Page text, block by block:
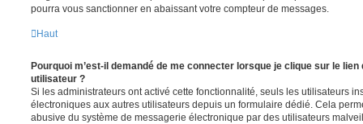
pourra vous sanctionner en abaissant votre compteur de messages.
Haut
Pourquoi m’est-il demandé de me connecter lorsque je clique sur le
utilisateur ?
Si les administrateurs ont activé cette fonctionnalité, seuls les utilisateurs
électroniques aux autres utilisateurs depuis un formulaire dédié. Cela
abusive du système de messagerie électronique par des utilisateurs